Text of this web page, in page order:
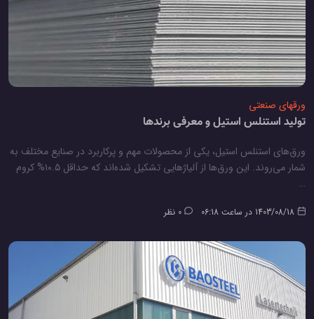
ورقهای صنعتی
تولید استنلس استیل و معرفی برندها
ورق‌های استنلس استیل، یکی از محصولات مهم و پرکاربرد در صنایع مختلف به
شمار می‌روند. این ورق‌ها از آلیاژهایی تشکیل شده‌اند که حداقل ۱۰.۵% کروم
…
1403/08/18 در ساعت 06:18 0 نظر